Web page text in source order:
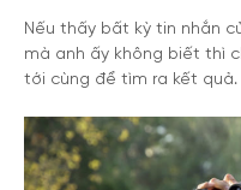
Nếu thấy bất kỳ tin nhắn
mà anh ấy không biết thì
tới cùng để tìm ra kết quả.